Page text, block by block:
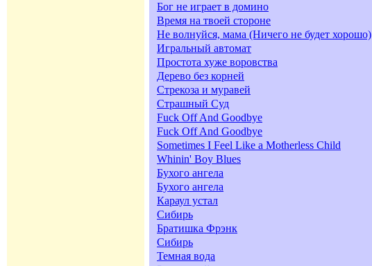
Бог не играет в домино
Время на твоей стороне
Не волнуйся, мама (Ничего не будет хорошо)
Игральный автомат
Простота хуже воровства
Дерево без корней
Стрекоза и муравей
Страшный Суд
Fuck Off And Goodbye
Fuck Off And Goodbye
Sometimes I Feel Like a Motherless Child
Whinin' Boy Blues
Бухого ангела
Бухого ангела
Караул устал
Сибирь
Братишка Фрэнк
Сибирь
Темная вода